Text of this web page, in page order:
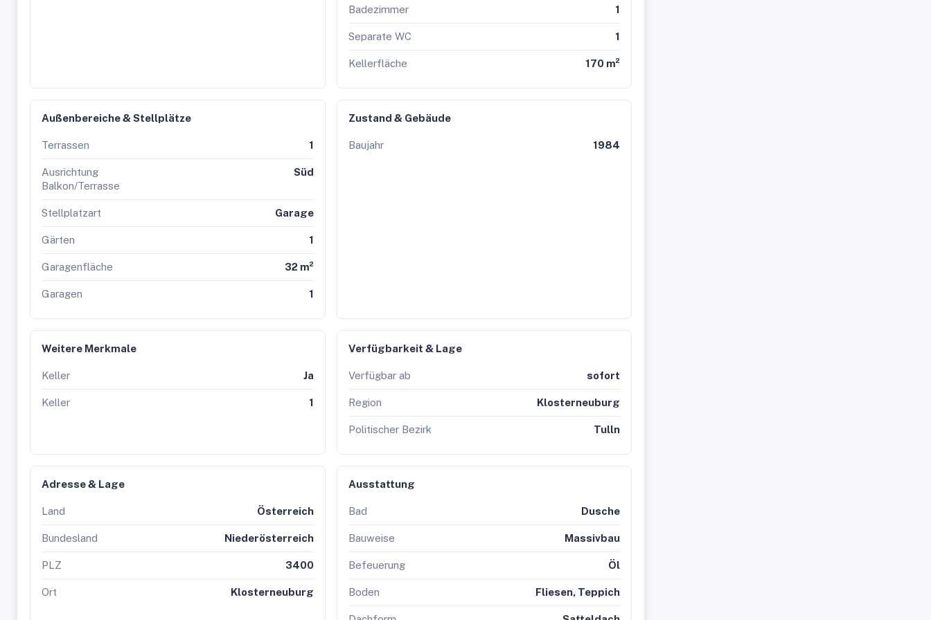
Badezimmer 1
Separate WC 1
Kellerfläche 170 m²
Außenbereiche & Stellplätze
Terrassen 1
Ausrichtung
Balkon/Terrasse
Süd
Stellplatzart Garage
Gärten 1
Garagenfläche 32 m²
Garagen 1
Zustand & Gebäude
Baujahr 1984
Weitere Merkmale
Keller Ja
Keller 1
Verfügbarkeit & Lage
Verfügbar ab sofort
Region Klosterneuburg
Politischer Bezirk Tulln
Adresse & Lage
Land Österreich
Bundesland Niederösterreich
PLZ 3400
Ort Klosterneuburg
Ausstattung
Bad Dusche
Bauweise Massivbau
Befeuerung Öl
Boden Fliesen, Teppich